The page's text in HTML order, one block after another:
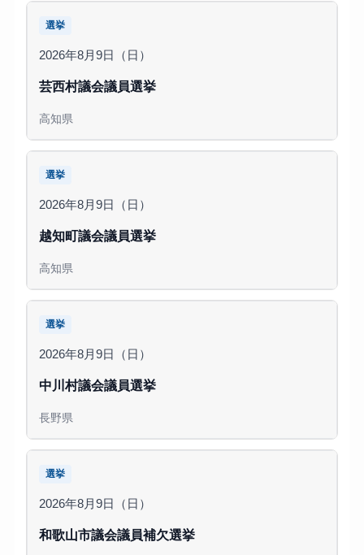
選挙
2026年8月9日（日）
芸西村議会議員選挙
高知県
選挙
2026年8月9日（日）
越知町議会議員選挙
高知県
選挙
2026年8月9日（日）
中川村議会議員選挙
長野県
選挙
2026年8月9日（日）
和歌山市議会議員補欠選挙